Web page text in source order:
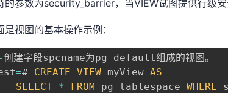
的参数为security_barrier，当VIEW试图提供行级安
是视图的基本操作示例：
创建字段spcname为pg_default组成的视图。
=# CREATE VIEW myView AS
SELECT * FROM pg_tablespace WHERE